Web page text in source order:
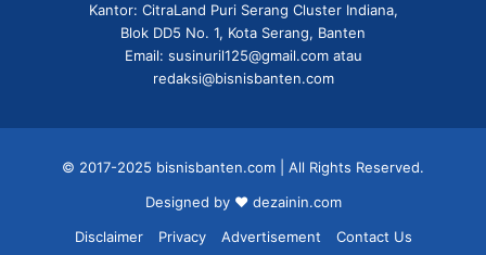
Kantor: CitraLand Puri Serang Cluster Indiana,
Blok DD5 No. 1, Kota Serang, Banten
Email: susinuril125@gmail.com atau
redaksi@bisnisbanten.com
© 2017-2025 bisnisbanten.com | All Rights Reserved.
Designed by ❤ dezainin.com
Disclaimer
Privacy Advertisement Contact Us